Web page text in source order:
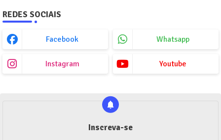
REDES SOCIAIS
Facebook Whatsapp
Instagram Youtube
Inscreva-se